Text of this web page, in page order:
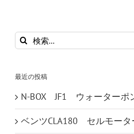
検
索
最近の投稿
N-BOX JF1 ウォーターポ
ベンツCLA180 セルモータ